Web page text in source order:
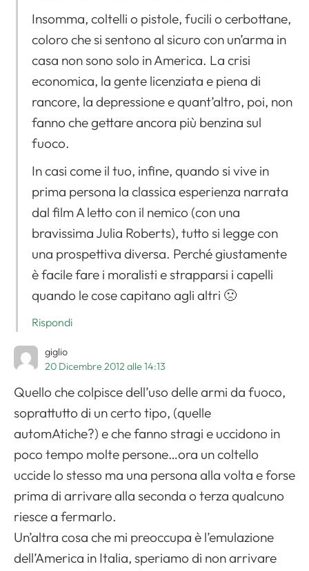
Insomma, coltelli o pistole, fucili o cerbottane,
coloro che si sentono al sicuro con un’arma in
casa non sono solo in America. La crisi
economica, la gente licenziata e piena di
rancore, la depressione e quant’altro, poi, non
fanno che gettare ancora più benzina sul
fuoco.
In casi come il tuo, infine, quando si vive in
prima persona la classica esperienza narrata
dal film A letto con il nemico (con una
bravissima Julia Roberts), tutto si legge con
una prospettiva diversa. Perché giustamente
è facile fare i moralisti e strapparsi i capelli
quando le cose capitano agli altri 🙁
Rispondi
giglio
20 Dicembre 2012 alle 14:13
Quello che colpisce dell’uso delle armi da fuoco,
soprattutto di un certo tipo, (quelle
automAtiche?) e che fanno stragi e uccidono in
poco tempo molte persone…ora un coltello
uccide lo stesso ma una persona alla volta e forse
prima di arrivare alla seconda o terza qualcuno
riesce a fermarlo.
Un’altra cosa che mi preoccupa è l’emulazione
dell’America in Italia, speriamo di non arrivare